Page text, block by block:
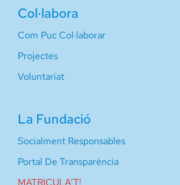
Col·labora
Com Puc Col·laborar
Projectes
Voluntariat
La Fundació
Socialment Responsables
Portal De Transparència
MATRICULA’T!